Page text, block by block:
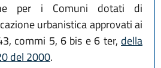
per i Comuni dotati di
urbanistica approvati ai
commi 5, 6 bis e 6 ter, della
del 2000.